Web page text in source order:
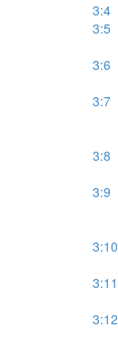
3:4
3:5
3:6
3:7
3:8
3:9
3:10
3:11
3:12